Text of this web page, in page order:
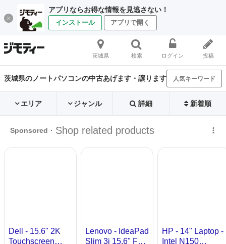
アプリならお得な情報を見逃さない！
インストール アプリで開く
茨城県 検索 ログイン 投稿
茨城県のノートパソコンの中古あげます・譲ります 人気キーワード
エリア ジャンル 詳細 新着順